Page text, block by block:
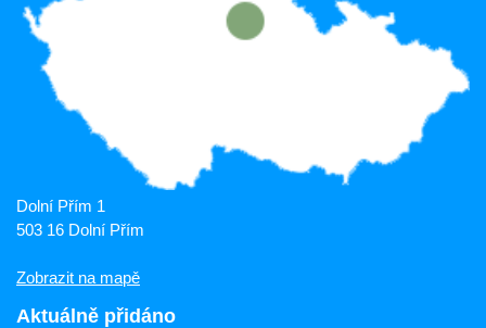
Dolní Přím 1
503 16 Dolní Přím
Zobrazit na mapě
Aktuálně přidáno